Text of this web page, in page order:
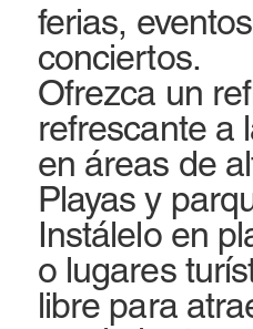
ferias,
conciertos.
Ofrezca un
refrescante a
en áreas de
Playas y
Instálelo en
o lugares
libre para